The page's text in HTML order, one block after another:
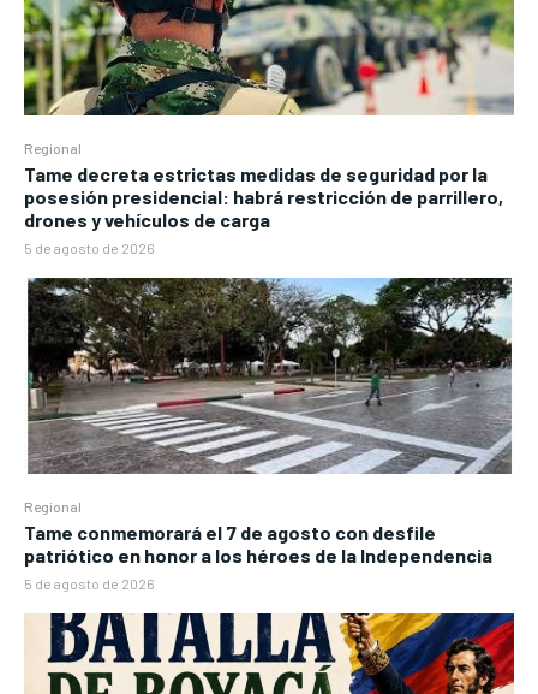
Regional
Tame decreta estrictas medidas de seguridad por la
posesión presidencial: habrá restricción de parrillero,
drones y vehículos de carga
5 de agosto de 2026
Regional
Tame conmemorará el 7 de agosto con desfile
patriótico en honor a los héroes de la Independencia
5 de agosto de 2026